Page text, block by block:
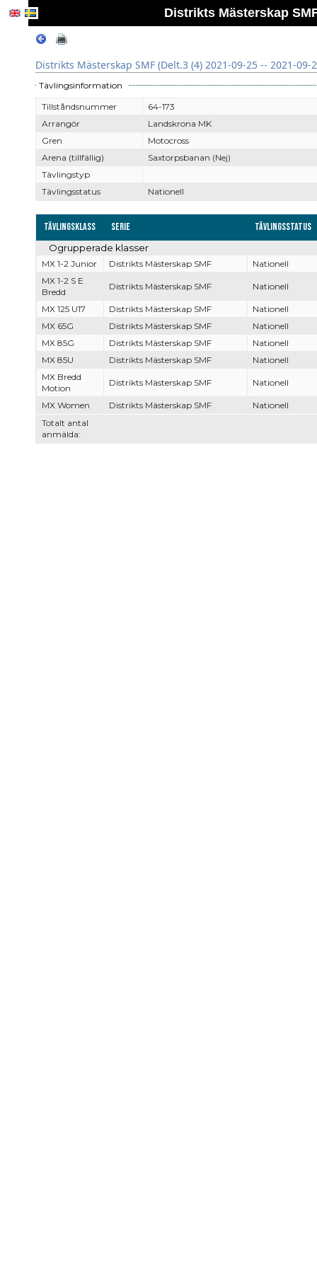
Distrikts Mästerskap
Distrikts Mästerskap SMF (Delt.3 (4) 2021-09-25 -- 2021-09-
Tävlingsinformation
Tillståndsnummer
64-173
Arrangör
Landskrona MK
Gren
Motocross
Arena (tillfällig)
Saxtorpsbanan (Nej)
Tävlingstyp
Tävlingsstatus
Nationell
Tävlingsklass Serie Tävlingsstatus
Totalt antal
anmälda:
Ogrupperade klasser
MX 1-2 Junior Distrikts Mästerskap SMF
Nationell
MX 1-2 S E
Bredd
Distrikts Mästerskap SMF Nationell
MX 125 U17 Distrikts Mästerskap SMF
Nationell
MX 65G
Distrikts Mästerskap SMF
Nationell
MX 85G
Distrikts Mästerskap SMF
Nationell
MX 85U
Distrikts Mästerskap SMF
Nationell
MX Bredd
Motion
Distrikts Mästerskap SMF Nationell
MX Women Distrikts Mästerskap SMF Nationell